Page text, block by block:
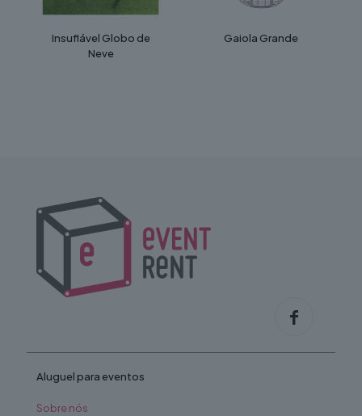
Insuflável Globo de
Neve
Gaiola Grande
Aluguel para eventos
Sobre nós